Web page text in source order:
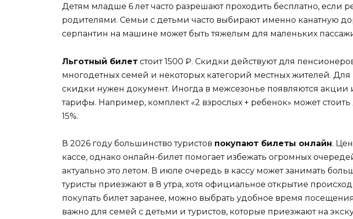
Детям младше 6 лет часто разрешают проходить бесплатно, если
родителями. Семьи с детьми часто выбирают именно канатную
серпантин на машине может быть тяжелым для маленьких
Льготный билет стоит 1500 ₽. Скидки действуют для
многодетных семей и некоторых категорий местных жителей. Для
скидки нужен документ. Иногда в межсезонье появляются
тарифы. Например, комплект «2 взрослых + ребенок» может
15%.
В 2026 году большинство туристов покупают билеты онлайн.
кассе, однако онлайн-билет помогает избежать огромных
актуально это летом. В июле очередь в кассу может занимать
туристы приезжают в 8 утра, хотя официальное открытие
покупать билет заранее, можно выбрать удобное время
важно для семей с детьми и туристов, которые приезжают на